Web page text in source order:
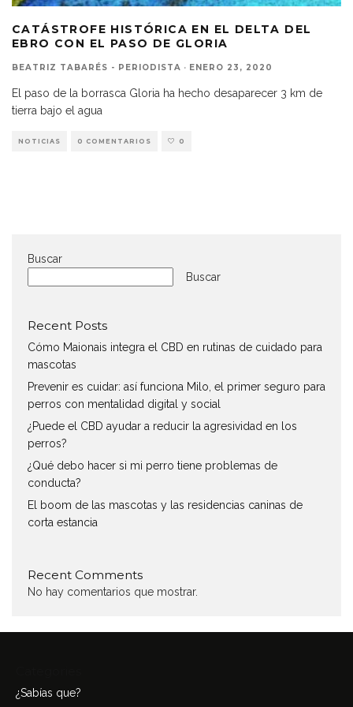
CATÁSTROFE HISTÓRICA EN EL DELTA DEL
EBRO CON EL PASO DE GLORIA
BEATRIZ TABARÉS - PERIODISTA · ENERO 23, 2020
El paso de la borrasca Gloria ha hecho desaparecer 3 km de
tierra bajo el agua
NOTICIAS 0 COMENTARIOS 0
Buscar
Buscar
Recent Posts
Cómo Maionais integra el CBD en rutinas de cuidado para
mascotas
Prevenir es cuidar: así funciona Milo, el primer seguro para
perros con mentalidad digital y social
¿Puede el CBD ayudar a reducir la agresividad en los
perros?
¿Qué debo hacer si mi perro tiene problemas de
conducta?
El boom de las mascotas y las residencias caninas de
corta estancia
Recent Comments
No hay comentarios que mostrar.
¿Sabías que?